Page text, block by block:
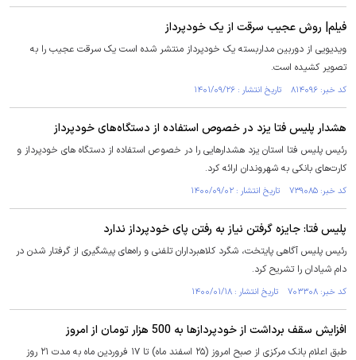
فیلم| روش عجیب سرقت از یک خودپرداز
ویدیویی از دوربین مداربسته یک خودپرداز منتشر شده است یک سرقت عجیب را به
تصویر کشیده است.
کد خبر: ۸۱۴۰۹۶ تاریخ انتشار : ۱۴۰۱/۰۹/۲۶
هشدار پلیس فتا یزد در خصوص استفاده از دستگاه‌های خودپرداز
رئیس پلیس فتا استان یزد هشدارهایی را در خصوص استفاده از دستگاه های خودپرداز و
کارت‌های بانکی به شهروندان ارائه کرد.
کد خبر: ۷۳۹۰۸۵ تاریخ انتشار : ۱۴۰۰/۰۹/۰۲
پلیس فتا: جایزه گرفتن نیاز به رفتن پای خودپرداز ندارد
رئیس پلیس آگاهی پایتخت، شگرد کلاهبرداران تلفنی و راه‌های پیشگیری از گرفتار شدن در
دام شیادان را تشریح کرد.
کد خبر: ۷۰۳۳۰۸ تاریخ انتشار : ۱۴۰۰/۰۱/۱۸
افزایش سقف برداشت از خودپردازها به 500 هزار تومان از امروز
طبق اعلام بانک مرکزی از صبح امروز (۲۵ اسفند ماه) تا ۱۷ فروردین ماه به مدت ۲۱ روز